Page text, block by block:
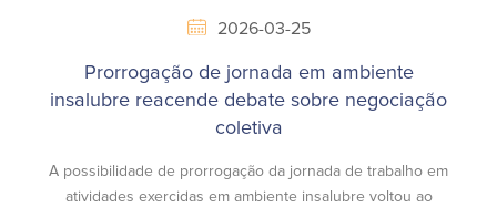
2026-03-25
Prorrogação de jornada em ambiente
insalubre reacende debate sobre negociação
coletiva
A possibilidade de prorrogação da jornada de trabalho em
atividades exercidas em ambiente insalubre voltou ao